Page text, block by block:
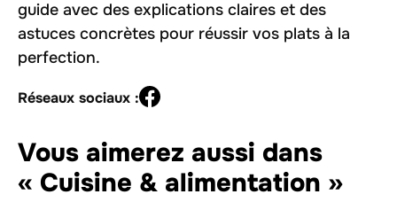
guide avec des explications claires et des
astuces concrètes pour réussir vos plats à la
perfection.
Réseaux sociaux :
Vous aimerez aussi dans
« Cuisine & alimentation »